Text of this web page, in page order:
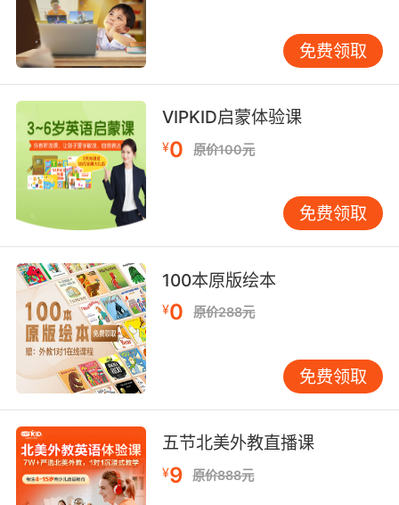
...手電筒通過了但是電池沒有
9. Who's about to look up your ass with a
他会把你们里里外外查个遍
10. There's a phone, a flashlight, and some
dirt that's all.
这有电话 有手电筒 还有一些土 就这些了
免费领取
VIPKID启蒙体验课
¥0 原价100元
免费领取
100本原版绘本
¥0 原价288元
免费领取
五节北美外教直播课
¥9 原价888元